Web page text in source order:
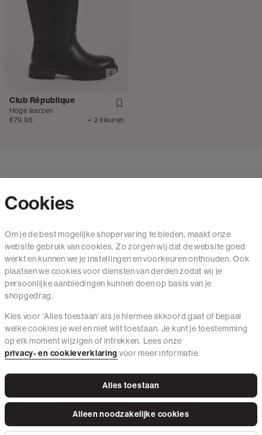
Club République
Hoge laarzen
€79.95
+ 2 kleuren
Mail ons
020 - 3412 650
Van maandag t/m vrijdag van 8.30 uur tot 18.00 uur.
Service
Wij zijn The Sting
Cookies
Om je de best mogelijke shopervaring te bieden, maakt onze
website gebruik van cookies. Zo zorgen wij dat de website goed
werkt en kunnen we je instellingen en voorkeuren onthouden. Ook
plaatsen we cookies voor diensten van derden zodat wij je
persoonlijke aanbiedingen kunnen doen op basis van je
shopgedrag.
Kies voor 'Alles toestaan' als je hiermee akkoord gaat of bepaal
welke cookies je wel en niet wilt toestaan. Je kunt je toestemming
op elk moment wijzigen of intrekken. Lees onze
privacy- en cookieverklaring voor meer informatie.
Alles toestaan
Alleen noodzakelijke cookies